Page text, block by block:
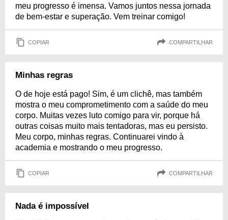
meu progresso é imensa. Vamos juntos nessa jornada
de bem-estar e superação. Vem treinar comigo!
COPIAR COMPARTILHAR
Minhas regras
O de hoje está pago! Sim, é um clichê, mas também
mostra o meu comprometimento com a saúde do meu
corpo. Muitas vezes luto comigo para vir, porque há
outras coisas muito mais tentadoras, mas eu persisto.
Meu corpo, minhas regras. Continuarei vindo à
academia e mostrando o meu progresso.
COPIAR COMPARTILHAR
Nada é impossível